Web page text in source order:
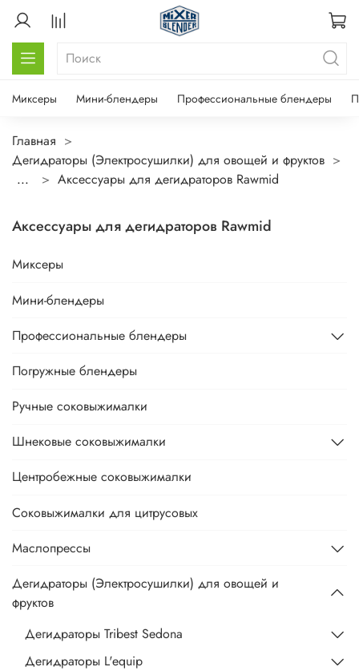
Миксеры Мини-блендеры Профессиональные блендеры
Главная
Дегидраторы (Электросушилки) для овощей и фруктов
...
Аксессуары для дегидраторов Rawmid
Аксессуары для дегидраторов Rawmid
Миксеры
Мини-блендеры
Профессиональные блендеры
Погружные блендеры
Ручные соковыжималки
Шнековые соковыжималки
Центробежные соковыжималки
Соковыжималки для цитрусовых
Маслопрессы
Дегидраторы (Электросушилки) для овощей и
фруктов
Дегидраторы Tribest Sedona
Дегидраторы L'equip